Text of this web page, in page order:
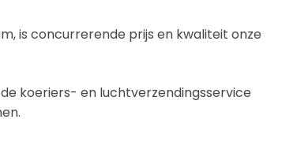
is concurrerende prijs en kwaliteit onze
koeriers- en luchtverzendingsservice